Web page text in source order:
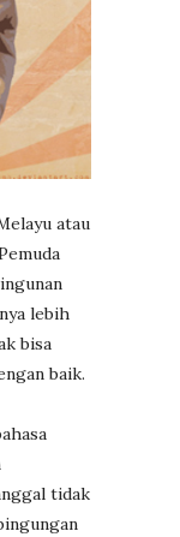
atau
lebih
bisa
baik.
tidak